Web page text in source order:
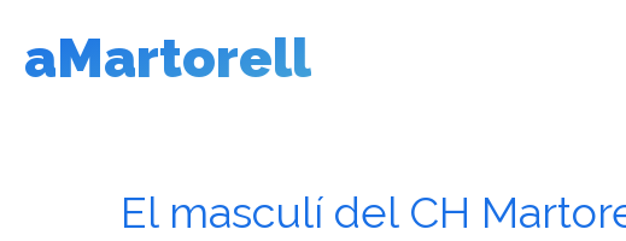
contingut
aMartorell
El masculí del CH